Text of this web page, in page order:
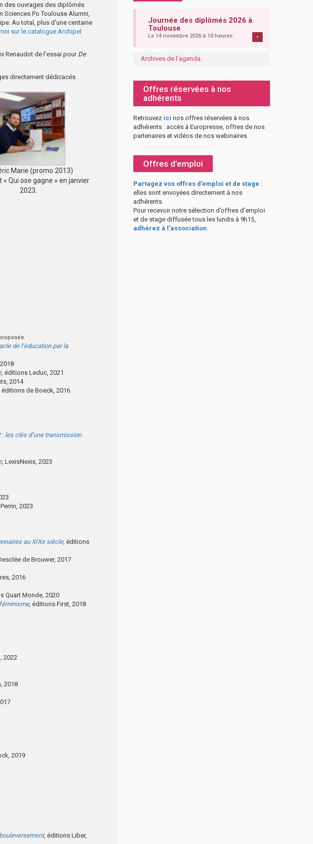
des ouvrages des diplômés
Sciences Po Toulouse Alumni,
Au total, plus d’une centaine
sur le catalogue Archipel
Renaudot de l’essai pour De
directement dédicacés.
Marie (promo 2013)
« Qui ose gagne » en janvier
2023.
de l’éducation par la
, éditions Leduc, 2021
2014
éditions de Boeck, 2016
les clés d’une transmission
, LexisNexis, 2023
2023
au XIXe siècle, éditions
de Brouwer, 2017
2016
Quart Monde, 2020
, éditions First, 2018
2022
2018
2019
, éditions Liber,
Journée des diplômés 2026 à
Toulouse
Le 14 novembre 2026 à 10 heures +
Archives de l'agenda.
Offres réservées à nos
adhérents
Retrouvez ici nos offres réservées à nos
adhérents : accès à Europresse, offres de nos
partenaires et vidéos de nos webinaires.
Offres d’emploi
Partagez vos offres d’emploi et de stage :
elles sont envoyées directement à nos
adhérents.
Pour recevoir notre sélection d’offres d’emploi
et de stage diffusée tous les lundis à 9h15,
adhérez à l’association.